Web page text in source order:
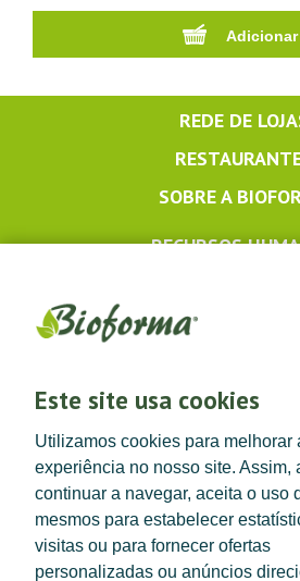
Este site usa cookies
Utilizamos cookies para melhorar
experiência no nosso site. Assim,
continuar a navegar, aceita o uso
mesmos para estabelecer
visitas ou para fornecer ofertas
personalizadas ou anúncios
REDE DE
SOBRE A
RECURSOS
(dias úteis das 8h30 às 13h e
POLÍTICA DE PRIVACIDADE|TERMOS E
GERAIS DE VENDA | ©TOPFARMA, LDA.
RESERVADOS.